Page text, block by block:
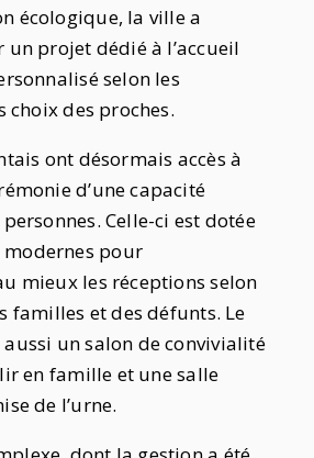
écologique, la ville a
projet dédié à l’accueil
selon les
choix des proches.
ont désormais accès à
d’une capacité
Celle-ci est dotée
modernes pour
mieux les réceptions selon
familles et des défunts. Le
un salon de convivialité
en famille et une salle
de l’urne.